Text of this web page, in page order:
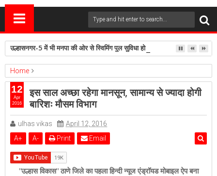
उल्हासनगर-5 में भी मनपा की ओर से स्विमिंग पुल सुविधा हो- शेरी लुंड
Home
Featured
अन्य ख़बरें अपराध राजनीति
समसामयिक
इस साल अच्‍छा रहेगा मानसून, सामान्‍य से ज्‍यादा होगी बारि‍शः मौसम विभाग
इस साल अच्‍छा रहेगा मानसून, सामान्‍य से ज्‍यादा होगी
बारि‍शः मौसम विभाग
ulhas vikas
April 12, 2016
A+ A- Print Email
"उल्हास विकास" ठाणे जिले का पहला हिन्दी न्यूज एंड्रॉयड मोबाइल ऐप बना
12
Apr
2016